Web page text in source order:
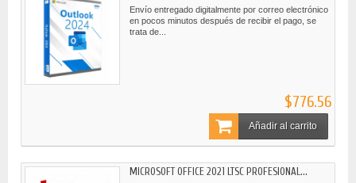
Envío entregado digitalmente por correo electrónico
en pocos minutos después de recibir el pago, se
trata de...
$776.56
Añadir al carrito
MICROSOFT OFFICE 2021 LTSC PROFESIONAL...